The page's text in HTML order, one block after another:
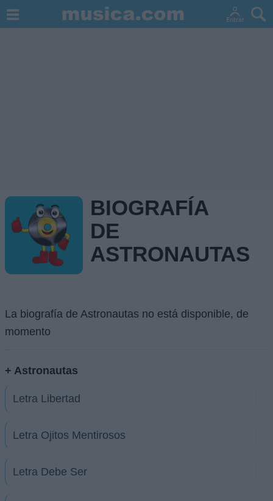
BIOGRAFÍA
DE
ASTRONAUTAS
La biografía de Astronautas no está disponible, de
momento
+ Astronautas
Letra Libertad
Letra Ojitos Mentirosos
Letra Debe Ser